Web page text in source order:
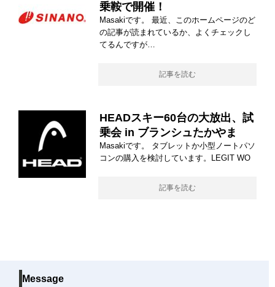
乗鞍で開催！
Masakiです。 最近、このホームページのど
の記事が読まれているか、よくチェックし
てるんですが…
記事を読む
HEADスキー60台の大放出、試
乗会 in ブランシュたかやま
Masakiです。 タブレットか小型ノートパソ
コンの購入を検討しています。LEGIT WO
記事を読む
Message